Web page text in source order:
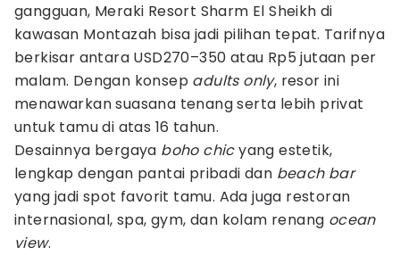
gangguan, Meraki Resort Sharm El Sheikh di
kawasan Montazah bisa jadi pilihan tepat. Tarifnya
berkisar antara USD270–350 atau Rp5 jutaan per
malam. Dengan konsep adults only, resor ini
menawarkan suasana tenang serta lebih privat
untuk tamu di atas 16 tahun.
Desainnya bergaya boho chicyang estetik,
lengkap dengan pantai pribadi dan beach bar
yang jadi spot favorit tamu. Ada juga restoran
internasional, spa, gym, dan kolam renang ocean
view.